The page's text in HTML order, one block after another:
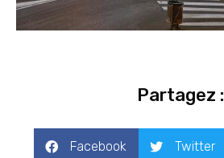
Partagez :
Facebook Twitter